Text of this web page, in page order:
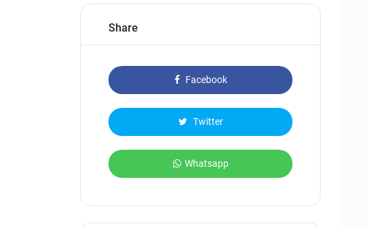
Share
Facebook
Twitter
Whatsapp